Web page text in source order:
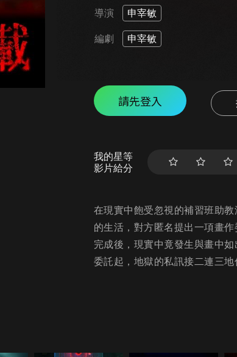
導演 申宰敏
編劇 申宰敏
請先登入
我的星等
影片給分
在現實中飽受忽視的補習班助
的生活，對方匿名提出一項畫
完成後，現實中竟發生與畫中
委託起，地獄的私訊接二連三